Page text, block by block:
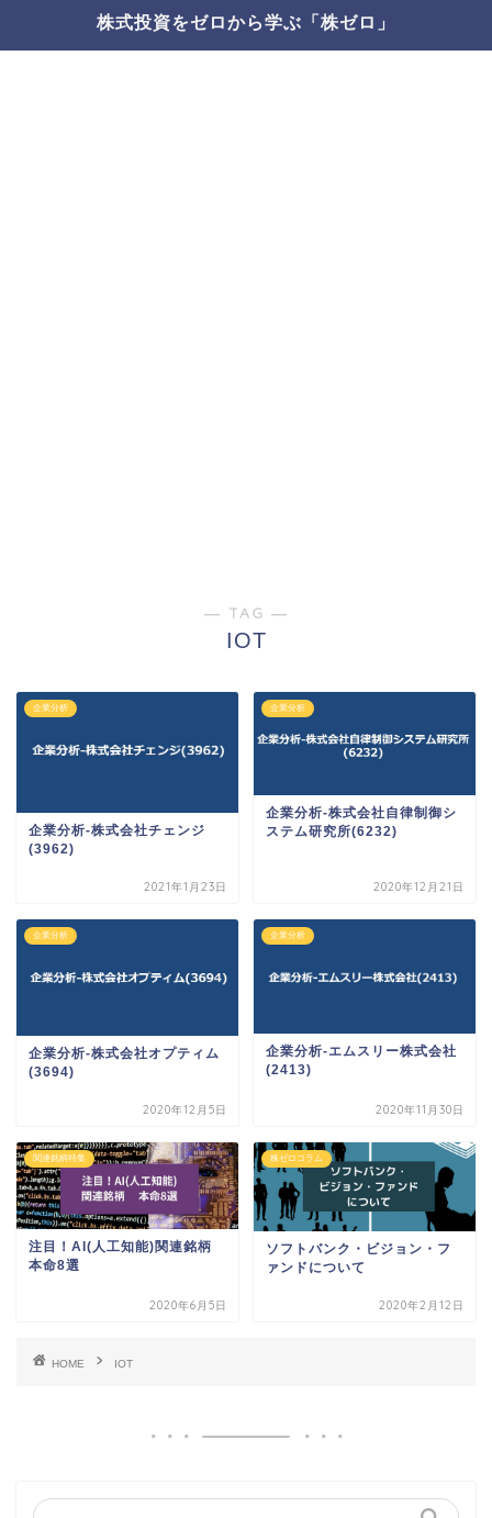
株式投資をゼロから学ぶ「株ゼロ」
― TAG ―
IOT
企業分析
企業分析-株式会社チェンジ
(3962)
2021年1月23日
企業分析
企業分析-株式会社自律制御シ
ステム研究所(6232)
2020年12月21日
企業分析
企業分析-株式会社オプティム
(3694)
2020年12月5日
企業分析
企業分析-エムスリー株式会社
(2413)
2020年11月30日
関連銘柄特集
注目！AI(人工知能)関連銘柄
本命8選
2020年6月5日
株ゼロコラム
ソフトバンク・ビジョン・フ
ァンドについて
2020年2月12日
HOME IOT